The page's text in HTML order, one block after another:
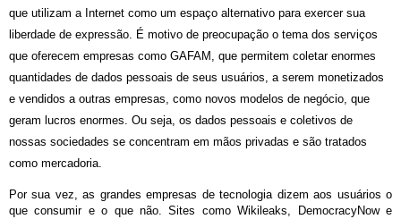
que utilizam a Internet como um espaço alternativo para exercer sua
liberdade de expressão. É motivo de preocupação o tema dos serviços
que oferecem empresas como GAFAM, que permitem coletar enormes
quantidades de dados pessoais de seus usuários, a serem monetizados
e vendidos a outras empresas, como novos modelos de negócio, que
geram lucros enormes. Ou seja, os dados pessoais e coletivos de
nossas sociedades se concentram em mãos privadas e são tratados
como mercadoria.
Por sua vez, as grandes empresas de tecnologia dizem aos usuários o
que consumir e o que não. Sites como Wikileaks, DemocracyNow e